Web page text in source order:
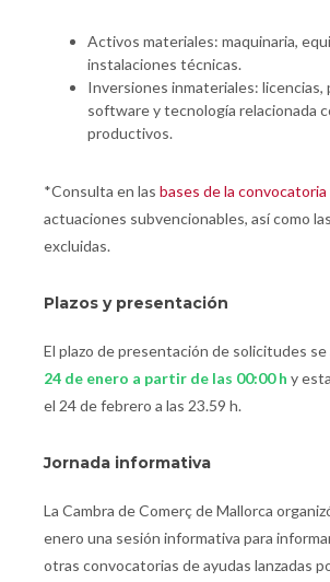
Activos materiales: maquinaria,
instalaciones técnicas.
Inversiones inmateriales: licencias,
software y tecnología relacionada
productivos.
*Consulta en las bases de la convocatoria
actuaciones subvencionables, así como
excluidas.
Plazos y presentación
El plazo de presentación de solicitudes se
24 de enero a partir de las 00:00 h y
el 24 de febrero a las 23.59 h.
Jornada informativa
La Cambra de Comerç de Mallorca
enero una sesión informativa para
otras convocatorias de ayudas lanzadas